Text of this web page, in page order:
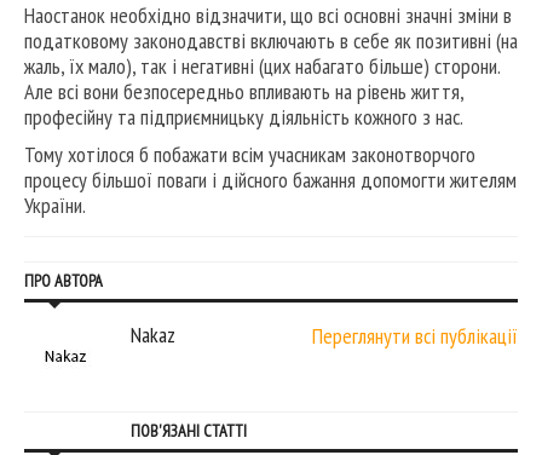
Наостанок необхідно відзначити, що всі основні значні зміни в
податковому законодавстві включають в себе як позитивні (на
жаль, їх мало), так і негативні (цих набагато більше) сторони.
Але всі вони безпосередньо впливають на рівень життя,
професійну та підприємницьку діяльність кожного з нас.
Тому хотілося б побажати всім учасникам законотворчого
процесу більшої поваги і дійсного бажання допомогти жителям
України.
ПРО АВТОРА
Nakaz Переглянути всі публікації
ПОВ'ЯЗАНІ СТАТТІ